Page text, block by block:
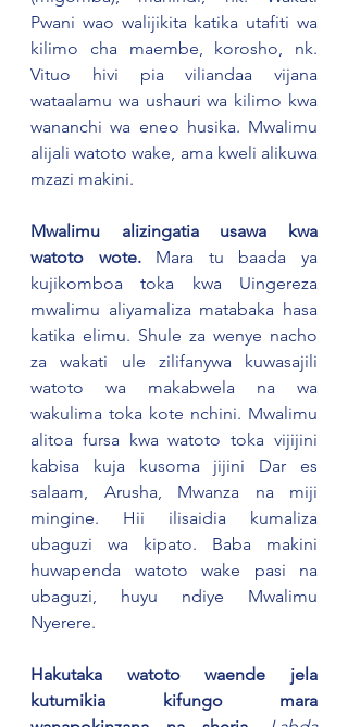
Pwani wao walijikita katika utafiti wa
kilimo cha maembe, korosho, nk.
Vituo hivi pia viliandaa vijana
wataalamu wa ushauri wa kilimo kwa
wananchi wa eneo husika. Mwalimu
alijali watoto wake, ama kweli alikuwa
mzazi makini.
Mwalimu alizingatia usawa kwa
watoto wote. Mara tu baada ya
kujikomboa toka kwa Uingereza
mwalimu aliyamaliza matabaka hasa
katika elimu. Shule za wenye nacho
za wakati ule zilifanywa kuwasajili
watoto wa makabwela na wa
wakulima toka kote nchini. Mwalimu
alitoa fursa kwa watoto toka vijijini
kabisa kuja kusoma jijini Dar es
salaam, Arusha, Mwanza na miji
mingine. Hii ilisaidia kumaliza
ubaguzi wa kipato. Baba makini
huwapenda watoto wake pasi na
ubaguzi, huyu ndiye Mwalimu
Nyerere.
Hakutaka watoto waende jela
kutumikia kifungo mara